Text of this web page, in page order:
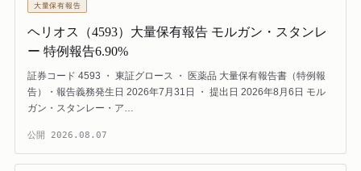
大量保有報告
ヘリオス（4593）大量保有報告 モルガン・スタンレ
ー 特例報告6.90%
証券コード 4593 ・ 東証グロース ・ 医薬品 大量保有報告書（特例報
告）・報告義務発生日 2026年7月31日 ・ 提出日 2026年8月6日 モル
ガン・スタンレー・ア…
公開 2026.08.07